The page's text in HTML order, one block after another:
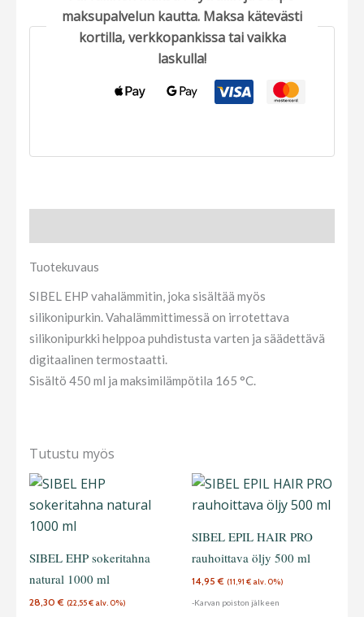
maksupalvelun kautta. Maksa kätevästi
kortilla, verkkopankissa tai vaikka
laskulla!
Tuotekuvaus
SIBEL EHP vahalämmitin, joka sisältää myös
silikonipurkin. Vahalämmittimessä on irrotettava
silikonipurkki helppoa puhdistusta varten ja säädettävä
digitaalinen termostaatti.
Sisältö 450 ml ja maksimilämpötila 165 °C.
Tutustu myös
SIBEL EHP sokeritahna
natural 1000 ml
28,30€ (22,55€ alv. 0%)
SIBEL EPIL HAIR PRO
rauhoittava öljy 500 ml
14,95€ (11,91 € alv. 0%)
-Karvan poiston jälkeen